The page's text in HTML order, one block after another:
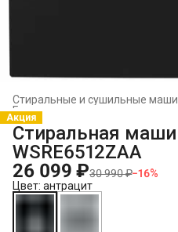
Стиральные и сушильные
Главная
Акция
Стиральная
WSRE6512ZAA
26 099 ₽30 990 ₽−16%
Цвет: антрацит